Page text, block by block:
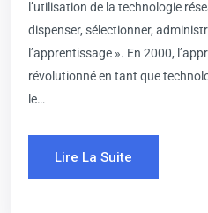
l’utilisation de la technologie
dispenser, sélectionner,
l’apprentissage ». En 2000,
révolutionné en tant que
le…
Lire La Suite